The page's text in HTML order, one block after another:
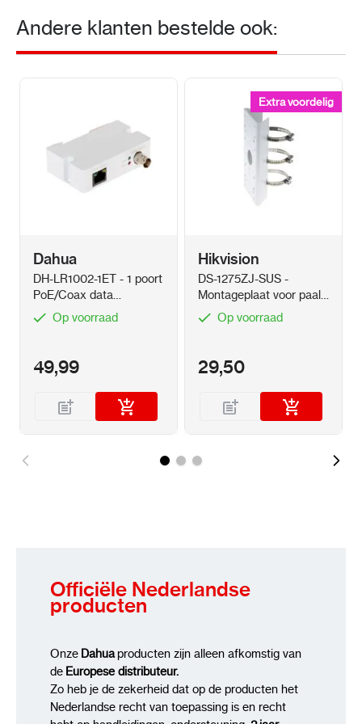
Andere klanten bestelde ook:
Dahua
DH-LR1002-1ET - 1 poort
PoE/Coax data
transmitter
Op voorraad
49,99
Extra voordelig
Extra voordelig
Hikvision
DS-1275ZJ-SUS -
Montageplaat voor paal
Wit Op voorraad
29,50
Officiële Nederlandse
producten
Onze Dahuaproducten zijn alleen afkomstig van
de Europese distributeur.
Zo heb je de zekerheid dat op de producten het
Nederlandse recht van toepassing is en recht